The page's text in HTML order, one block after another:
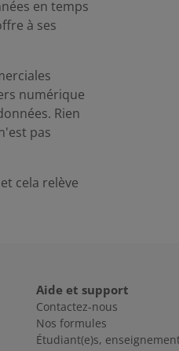
en temps
à ses
numérique
Rien
pas
cela relève
Aide et support
Contactez-nous
Nos formules
Étudiant(e)s,